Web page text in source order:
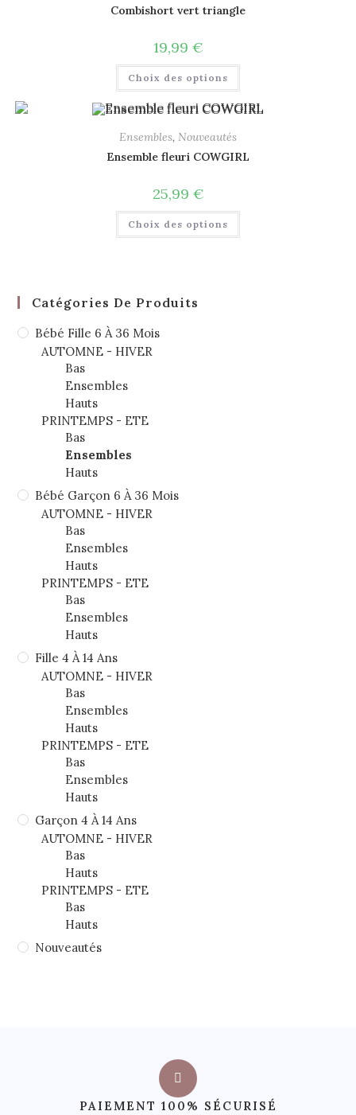
Combishort vert triangle
19,99 €
Choix des options
Ensembles, Nouveautés
Ensemble fleuri COWGIRL
25,99 €
Choix des options
Catégories De Produits
Bébé Fille 6 À 36 Mois
AUTOMNE - HIVER
Bas
Ensembles
Hauts
PRINTEMPS - ETE
Bas
Ensembles
Hauts
Bébé Garçon 6 À 36 Mois
AUTOMNE - HIVER
Bas
Ensembles
Hauts
PRINTEMPS - ETE
Bas
Ensembles
Hauts
Fille 4 À 14 Ans
AUTOMNE - HIVER
Bas
Ensembles
Hauts
PRINTEMPS - ETE
Bas
Ensembles
Hauts
Garçon 4 À 14 Ans
AUTOMNE - HIVER
Bas
Hauts
PRINTEMPS - ETE
Bas
Hauts
Nouveautés
PAIEMENT 100% SÉCURISÉ